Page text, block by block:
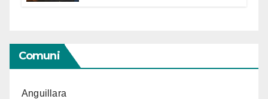
Comuni
Anguillara